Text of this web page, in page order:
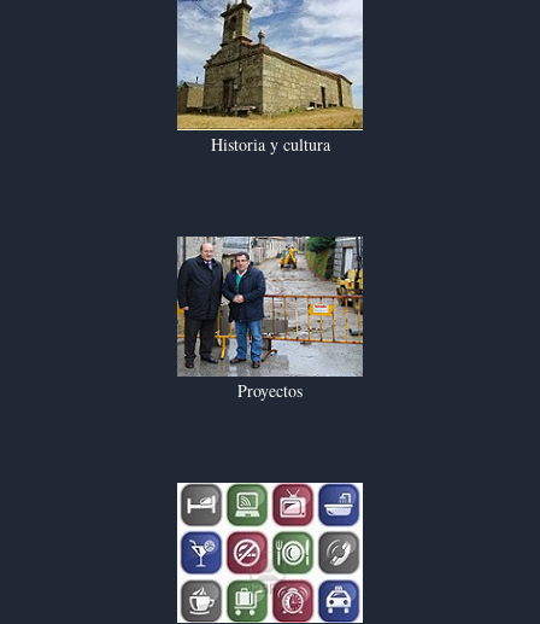
Historia y cultura
Proyectos